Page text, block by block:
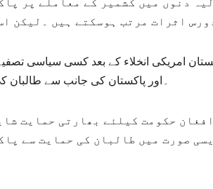
دنوں میں کشمیر کے معاملے پر
اثرات مرتب ہوسکتے ہیں ۔لیکن
امریکی انخلاء کے بعد کسی سیاسی
۔اور پاکستان کی جانب سے
حکومت کیلئے بھارتی حمایت
صورت میں طالبان کی حمایت سے